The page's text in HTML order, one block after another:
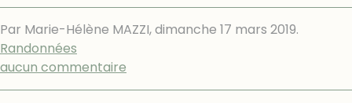
Par Marie-Hélène MAZZI,dimanche 17 mars 2019.
Randonnées
aucun commentaire